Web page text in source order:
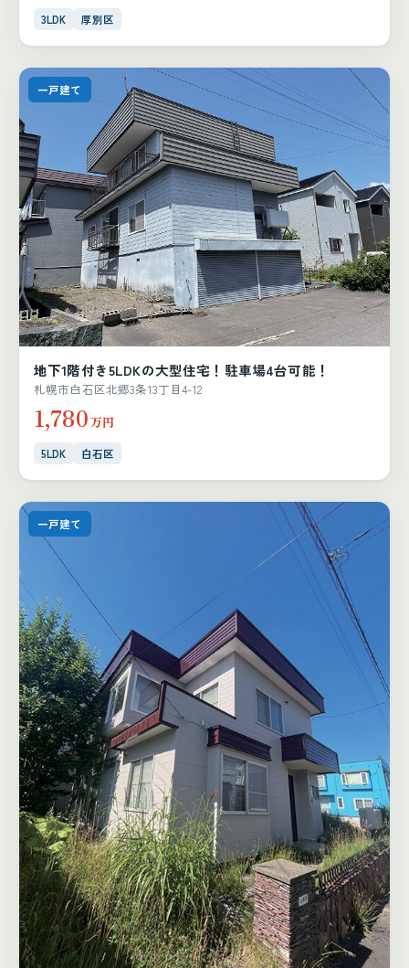
3LDK 厚別区
一戸建て
地下1階付き5LDKの大型住宅！駐車場4台可能！
札幌市白石区北郷3条13丁目4-12
1,780万円
5LDK 白石区
一戸建て